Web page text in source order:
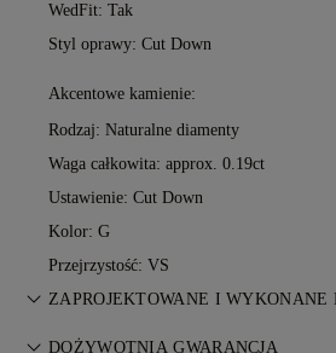
WedFit: Tak
Styl oprawy: Cut Down
Akcentowe kamienie:
Rodzaj: Naturalne diamenty
Waga całkowita: approx. 0.19ct
Ustawienie: Cut Down
Kolor: G
Przejrzystość: VS
ZAPROJEKTOWANE I WYKONANE
Sztuka jubilerska dopracowana do
DOŻYWOTNIA GWARANCJA